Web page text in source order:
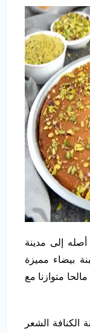
إلى مدينة
بيضاء مميزة
متوازنا مع
الكنافة الشعر